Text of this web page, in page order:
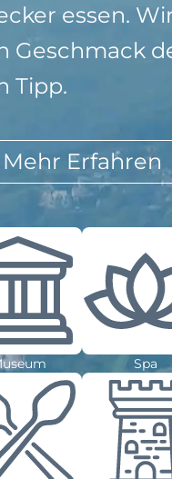
essen.
Geschmack
Tipp.
Mehr Erfahren
Spa